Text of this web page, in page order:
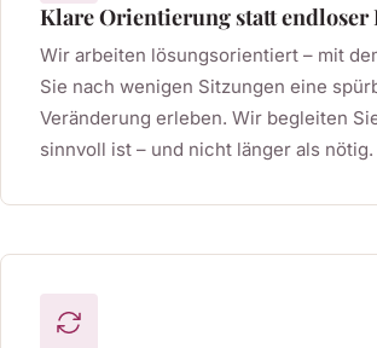
Klare Orientierung statt endloser
Wir arbeiten lösungsorientiert – mit
Sie nach wenigen Sitzungen eine
Veränderung erleben. Wir begleiten
sinnvoll ist – und nicht länger als nötig.